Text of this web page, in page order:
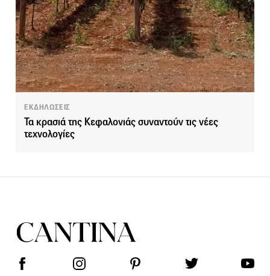
ΕΚΔΗΛΩΣΕΙΣ
Τα κρασιά της Κεφαλονιάς συναντούν τις νέες
τεχνολογίες